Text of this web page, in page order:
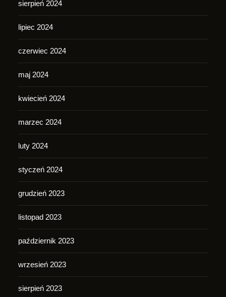
sierpień 2024
lipiec 2024
czerwiec 2024
maj 2024
kwiecień 2024
marzec 2024
luty 2024
styczeń 2024
grudzień 2023
listopad 2023
październik 2023
wrzesień 2023
sierpień 2023